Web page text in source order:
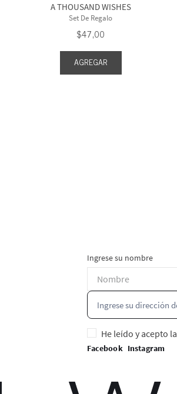
A THOUSAND WISHES
Set De Regalo
$47,00
AGREGAR
Ingrese su nombre
He leído y acepto la